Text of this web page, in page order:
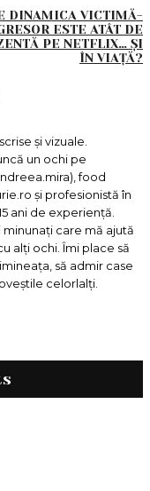
DINAMICA VICTIMĂ-
ESTE ATÂT DE
PE NETFLIX… ȘI
ÎN VIAȚĂ?
și vizuale.
un ochi pe
food
și profesionistă în
ani de experiență.
care mă ajută
alți ochi. Îmi place să
să admir case
celorlalți.